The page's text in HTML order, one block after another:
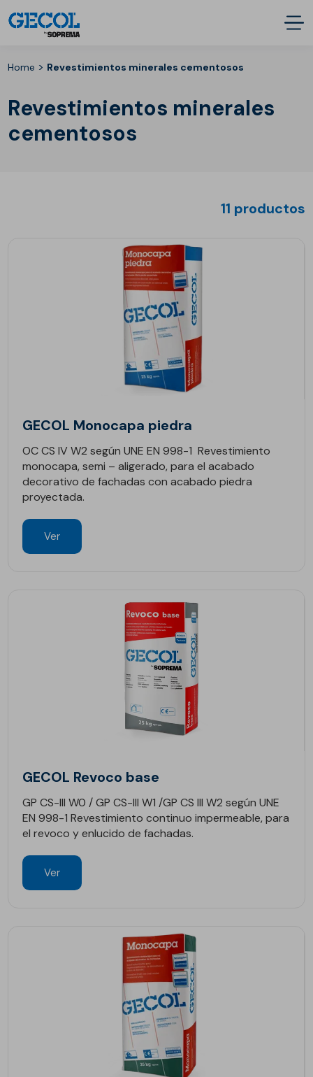
Home > Revestimientos minerales cementosos
Revestimientos minerales
cementosos
11 productos
GECOL Monocapa piedra
OC CS IV W2 según UNE EN 998-1 Revestimiento
monocapa, semi – aligerado, para el acabado
decorativo de fachadas con acabado piedra
proyectada.
Ver
GECOL Revoco base
GP CS-III W0 / GP CS-III W1 /GP CS III W2 según UNE
EN 998-1 Revestimiento continuo impermeable, para
el revoco y enlucido de fachadas.
Ver